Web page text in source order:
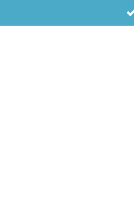
au